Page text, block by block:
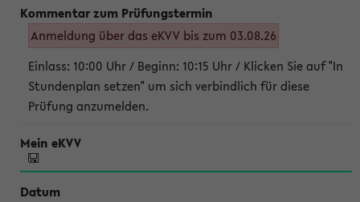
Anmeldung über das eKVV bis zum 03.08.26
Einlass: 10:00 Uhr / Beginn: 10:15 Uhr / Klicken Sie auf "In
Stundenplan setzen" um sich verbindlich für diese
Prüfung anzumelden.